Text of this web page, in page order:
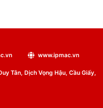
www.ipmac.vn
Tân, Dịch Vọng Hậu, Cầu Giấy,